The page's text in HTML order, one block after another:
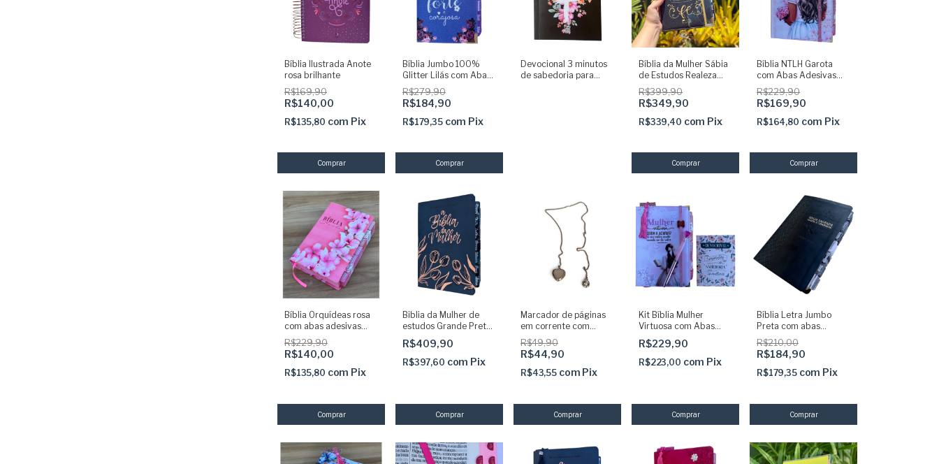
Bíblia Ilustrada Anote
rosa brilhante
R$169,90
R$140,00
R$135,80 com Pix
Bíblia Jumbo 100%
Glitter Lilás com Abas
adesivas Capa dura
Acolchoada e Harpa
R$279,90
R$184,90
R$179,35 com Pix
Devocional 3 minutos
de sabedoria para
Bíblia da Mulher Sábia
de Estudos Realeza
100% Glitter com
Abas adesivas +
Elástico + Marcador
com pingentes
R$399,90
R$349,90
R$339,40 com Pix
Bíblia NTLH Garota
com Abas Adesivas
Capa dura acolchoada
+ elastico rosa
R$229,90
R$169,90
R$164,80 com Pix
Bíblia Orquídeas rosa
com abas adesivas
coladas ARC
R$229,90
R$140,00
R$135,80 com Pix
Biblia da Mulher de
estudos Grande Preta
aston com abas
adesivas coladas NAA
capa luxo SBB
R$409,90
R$397,60 com Pix
Marcador de páginas
em corrente com
pingente coração rosê
+ pingente ponto de luz
R$49,90
R$44,90
R$43,55 com Pix
Kit Bíblia Mulher
Virtuosa com Abas
adesivas capa dura
ARC + devocional +
caneta + marca
R$229,90
R$223,00 com Pix
Bíblia Letra Jumbo
Preta com abas
adesivas coladas ARC
com harpa Mascu
R$210,00
R$184,90
R$179,35 com Pix